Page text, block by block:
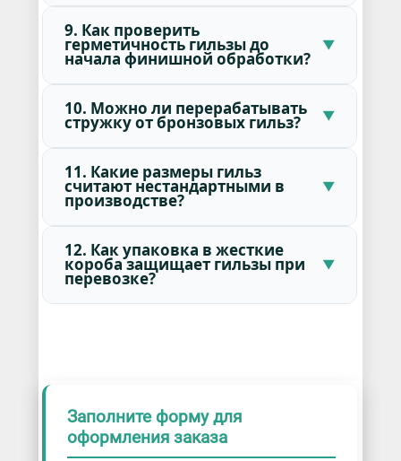
9. Как проверить
герметичность гильзы до
начала финишной обработки?
10. Можно ли перерабатывать
стружку от бронзовых гильз?
11. Какие размеры гильз
считают нестандартными в
производстве?
12. Как упаковка в жесткие
короба защищает гильзы при
перевозке?
Заполните форму для
оформления заказа